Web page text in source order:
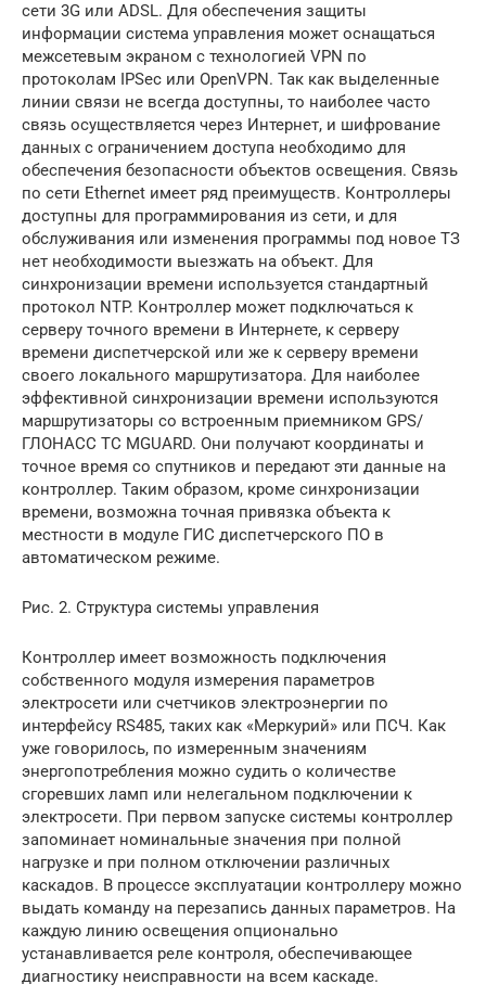
сети 3G или ADSL. Для обеспечения защиты
информации система управления может оснащаться
межсетевым экраном с технологией VPN по
протоколам IPSec или OpenVPN. Так как выделенные
линии связи не всегда доступны, то наиболее часто
связь осуществляется через Интернет, и шифрование
данных с ограничением доступа необходимо для
обеспечения безопасности объектов освещения. Связь
по сети Ethernet имеет ряд преимуществ. Контроллеры
доступны для программирования из сети, и для
обслуживания или изменения программы под новое ТЗ
нет необходимости выезжать на объект. Для
синхронизации времени используется стандартный
протокол NTP. Контроллер может подключаться к
серверу точного времени в Интернете, к серверу
времени диспетчерской или же к серверу времени
своего локального маршрутизатора. Для наиболее
эффективной синхронизации времени используются
маршрутизаторы со встроенным приемником GPS/
ГЛОНАСС TC MGUARD. Они получают координаты и
точное время со спутников и передают эти данные на
контроллер. Таким образом, кроме синхронизации
времени, возможна точная привязка объекта к
местности в модуле ГИС диспетчерского ПО в
автоматическом режиме.
Рис. 2. Структура системы управления
Контроллер имеет возможность подключения
собственного модуля измерения параметров
электросети или счетчиков электроэнергии по
интерфейсу RS485, таких как «Меркурий» или ПСЧ. Как
уже говорилось, по измеренным значениям
энергопотребления можно судить о количестве
сгоревших ламп или нелегальном подключении к
электросети. При первом запуске системы контроллер
запоминает номинальные значения при полной
нагрузке и при полном отключении различных
каскадов. В процессе эксплуатации контроллеру можно
выдать команду на перезапись данных параметров. На
каждую линию освещения опционально
устанавливается реле контроля, обеспечивающее
диагностику неисправности на всем каскаде.